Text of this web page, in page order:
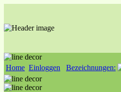
Home Einloggen Bezeichnungen: